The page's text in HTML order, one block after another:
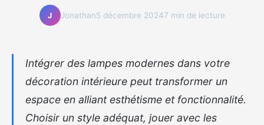
J Jonathan5 décembre 20247 min de lecture
Intégrer des lampes modernes dans votre
décoration intérieure peut transformer un
espace en alliant esthétisme et fonctionnalité.
Choisir un style adéquat, jouer avec les